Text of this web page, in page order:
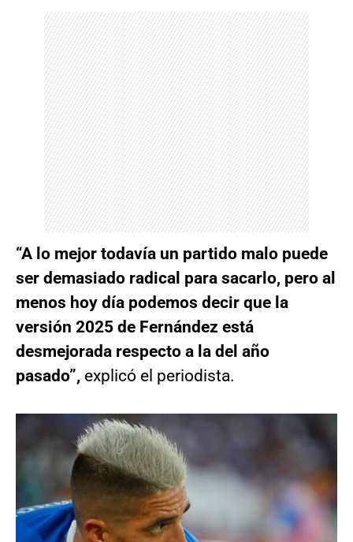
“A lo mejor todavía un partido malo puede
ser demasiado radical para sacarlo, pero al
menos hoy día podemos decir que la
versión 2025 de Fernández está
desmejorada respecto a la del año
pasado”, explicó el periodista.